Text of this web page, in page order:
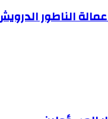
الناطور